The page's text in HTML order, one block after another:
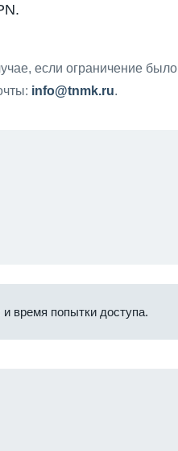
если ограничение было
info@tnmk.ru.
время попытки доступа.